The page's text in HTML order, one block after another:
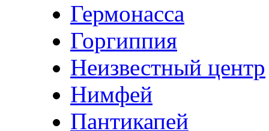
Гермонасса
Горгиппия
Неизвестный центр
Нимфей
Пантикапей